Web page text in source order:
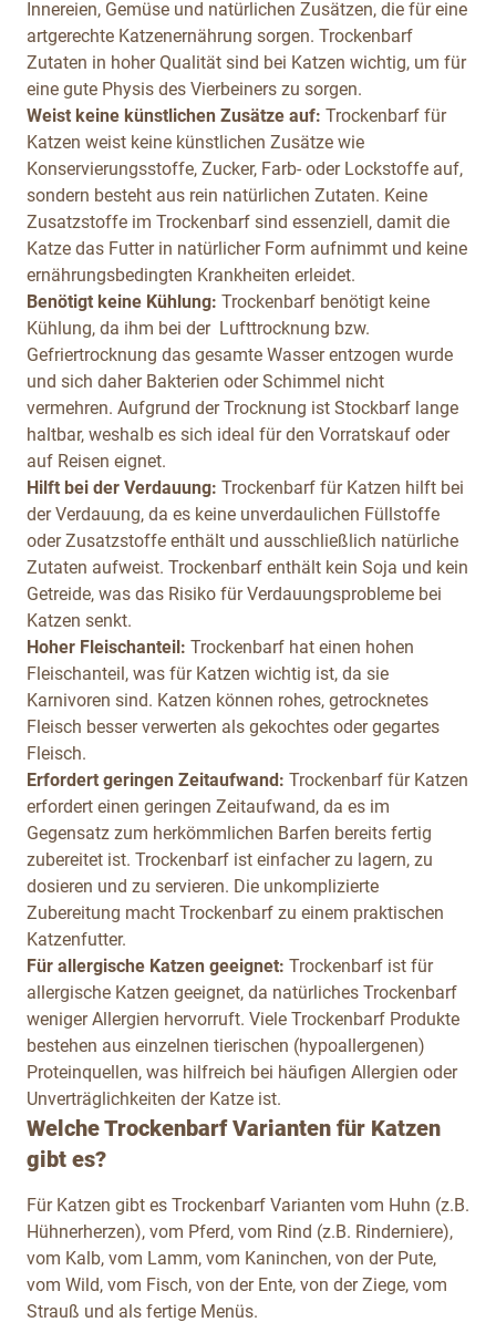
Innereien, Gemüse und natürlichen Zusätzen, die für eine
artgerechte Katzenernährung sorgen. Trockenbarf
Zutaten in hoher Qualität sind bei Katzen wichtig, um für
eine gute Physis des Vierbeiners zu sorgen.
Weist keine künstlichen Zusätze auf: Trockenbarf für
Katzen weist keine künstlichen Zusätze wie
Konservierungsstoffe, Zucker, Farb- oder Lockstoffe auf,
sondern besteht aus rein natürlichen Zutaten. Keine
Zusatzstoffe im Trockenbarf sind essenziell, damit die
Katze das Futter in natürlicher Form aufnimmt und keine
ernährungsbedingten Krankheiten erleidet.
Benötigt keine Kühlung: Trockenbarf benötigt keine
Kühlung, da ihm bei der Lufttrocknung bzw.
Gefriertrocknung das gesamte Wasser entzogen wurde
und sich daher Bakterien oder Schimmel nicht
vermehren. Aufgrund der Trocknung ist Stockbarf lange
haltbar, weshalb es sich ideal für den Vorratskauf oder
auf Reisen eignet.
Hilft bei der Verdauung: Trockenbarf für Katzen hilft bei
der Verdauung, da es keine unverdaulichen Füllstoffe
oder Zusatzstoffe enthält und ausschließlich natürliche
Zutaten aufweist. Trockenbarf enthält kein Soja und kein
Getreide, was das Risiko für Verdauungsprobleme bei
Katzen senkt.
Hoher Fleischanteil: Trockenbarf hat einen hohen
Fleischanteil, was für Katzen wichtig ist, da sie
Karnivoren sind. Katzen können rohes, getrocknetes
Fleisch besser verwerten als gekochtes oder gegartes
Fleisch.
Erfordert geringen Zeitaufwand: Trockenbarf für Katzen
erfordert einen geringen Zeitaufwand, da es im
Gegensatz zum herkömmlichen Barfen bereits fertig
zubereitet ist. Trockenbarf ist einfacher zu lagern, zu
dosieren und zu servieren. Die unkomplizierte
Zubereitung macht Trockenbarf zu einem praktischen
Katzenfutter.
Für allergische Katzen geeignet: Trockenbarf ist für
allergische Katzen geeignet, da natürliches Trockenbarf
weniger Allergien hervorruft. Viele Trockenbarf Produkte
bestehen aus einzelnen tierischen (hypoallergenen)
Proteinquellen, was hilfreich bei häufigen Allergien oder
Unverträglichkeiten der Katze ist.
Welche Trockenbarf Varianten für Katzen
gibt es?
Für Katzen gibt es Trockenbarf Varianten vom Huhn (z.B.
Hühnerherzen), vom Pferd, vom Rind (z.B. Rinderniere),
vom Kalb, vom Lamm, vom Kaninchen, von der Pute,
vom Wild, vom Fisch, von der Ente, von der Ziege, vom
Strauß und als fertige Menüs.